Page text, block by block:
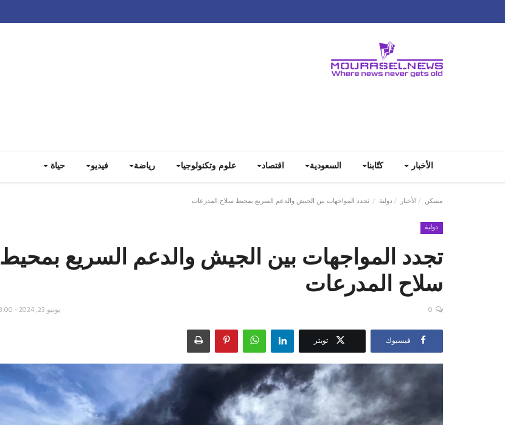
الأخبار كتّابنا السعودية اقتصاد علوم وتكنولوجيا رياضة فيديو حياة
مسكن الأخبار دولية تجدد المواجهات بين الجيش والدعم السريع بمحيط سلاح المدرعات
دولية
تجدد المواجهات بين الجيش والدعم السريع بمحيط
سلاح المدرعات
يونيو 23, 2024 - 18:00 0
فيسبوك تويتر